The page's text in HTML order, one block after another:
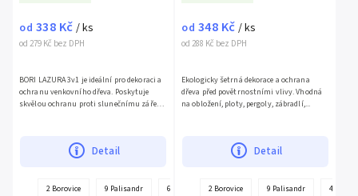
od 279 Kč bez DPH
od 338 Kč / ks
Detail
BORI LAZURA 3v1 je ideální pro dekoraci a
ochranu venkovního dřeva. Poskytuje
skvělou ochranu proti slunečnímu záření
2 Borovice 9 Palisandr 6 Třešeň 4 Ořech 3 Teak 1 Bezbarvá
od 288 Kč bez DPH
od 348 Kč / ks
Detail
Ekologicky šetrná dekorace a ochrana
dřeva před povětrnostními vlivy. Vhodná
na obložení, ploty, pergoly, zábradlí,...
2 Borovice 9 Palisandr 4 Ořech